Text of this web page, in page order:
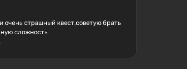
очень страшный квест,советую брать
сложность